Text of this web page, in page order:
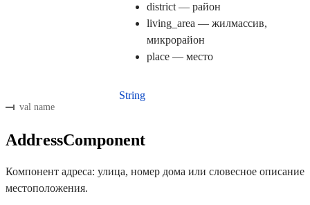
district — район
living_area — жилмассив,
микрорайон
place — место
val name
String
AddressComponent
Компонент адреса: улица, номер дома или словесное описание
местоположения.